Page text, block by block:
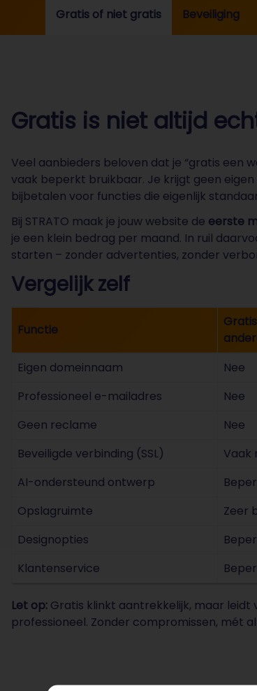
Gratis of niet gratis Beveiliging
Gratis is niet altijd
Veel aanbieders beloven dat je “gratis een
vaak beperkt bruikbaar. Je krijgt geen
bijbetalen voor functies die eigenlijk
Bij STRATO maak je jouw website de eerste
je een klein bedrag per maand. In ruil
starten – zonder advertenties, zonder
Vergelijk zelf
Functie
Eigen domeinnaam Nee
Professioneel e-mailadres
Nee
Geen reclame
Nee
Beveiligde verbinding (SSL)
Vaak
AI-ondersteund ontwerp
Opslagruimte
Zeer
Designopties
Klantenservice
Let op: Gratis klinkt aantrekkelijk, maar leidt
professioneel. Zonder compromissen, mét